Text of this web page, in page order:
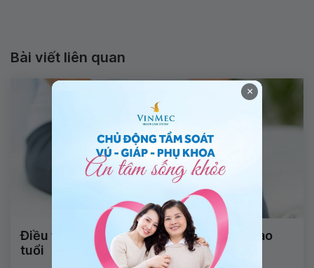
Bài viết liên quan
Điều trị đau cơ xương khớp cho người cao
tuổi
×